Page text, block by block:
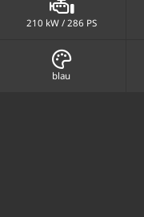
210 kW / 286 PS
blau